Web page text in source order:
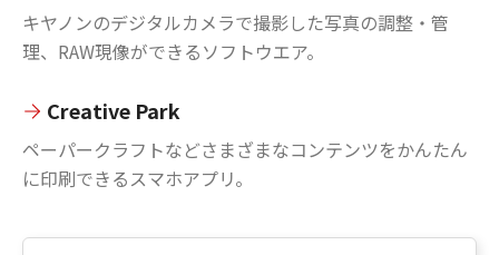
キヤノンのデジタルカメラで撮影した写真の調整・管
理、RAW現像ができるソフトウエア。
Creative Park
ペーパークラフトなどさまざまなコンテンツをかんたん
に印刷できるスマホアプリ。